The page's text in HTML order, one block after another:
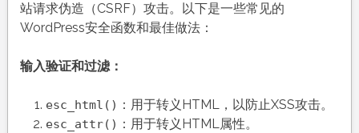
站请求伪造（CSRF）攻击。以下是一些常见的
WordPress安全函数和最佳做法：
输入验证和过滤：
esc_html() ：用于转义HTML，以防止XSS攻击。
esc_attr() ：用于转义HTML属性。